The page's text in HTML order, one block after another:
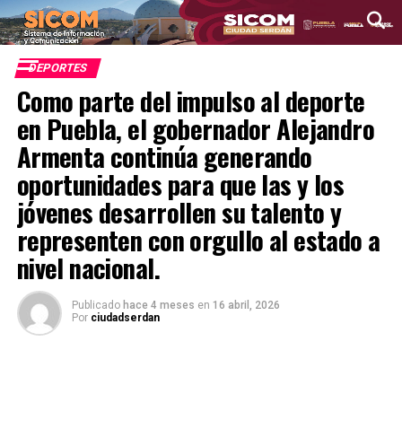
DEPORTES
Como parte del impulso al deporte
en Puebla, el gobernador Alejandro
Armenta continúa generando
oportunidades para que las y los
jóvenes desarrollen su talento y
representen con orgullo al estado a
nivel nacional.
Publicado hace 4 meses en 16 abril, 2026
Por ciudadserdan